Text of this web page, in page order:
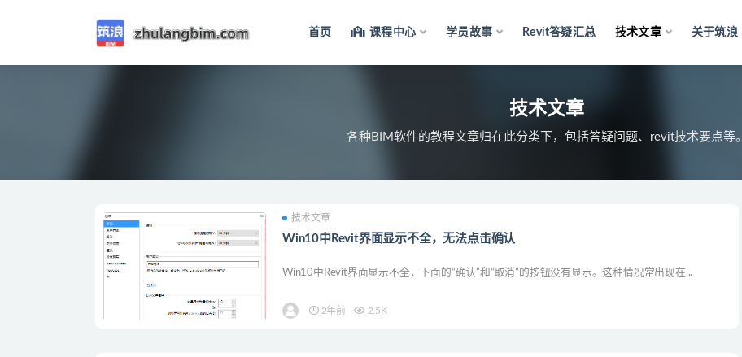
首页 课程中心 学员故事 Revit答疑汇总 技术文章 关于筑浪
技术文章
各种BIM软件的教程文章归在此分类下，包括答疑问题、revit技术要点等。
技术文章
Win10中Revit界面显示不全，无法点击确认
Win10中Revit界面显示不全，下面的“确认”和“取消”的按钮没有显示。这种情况常出现在...
2年前 2.5K